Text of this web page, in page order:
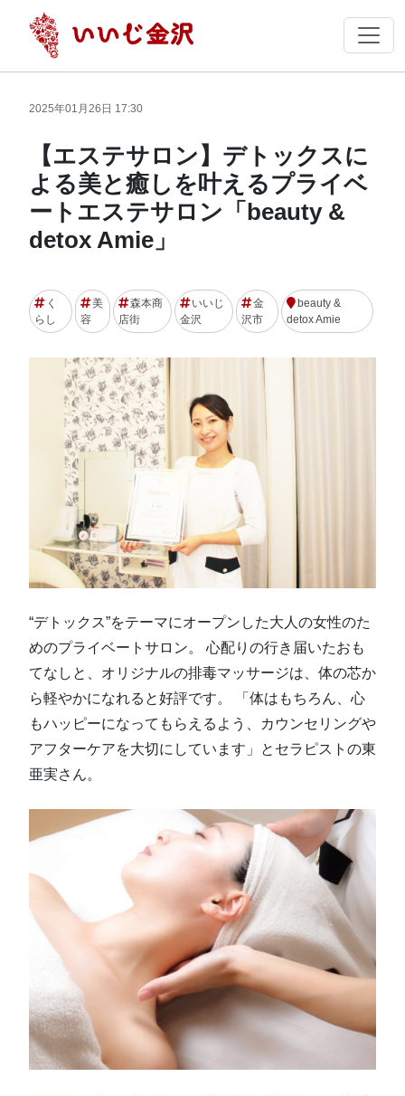
2025年01月26日 17:30
【エステサロン】デトックスに
よる美と癒しを叶えるプライベ
ートエステサロン「beauty &
detox Amie」
く
らし
美
容
森本商
店街
いいじ
金沢
金
沢市
beauty &
detox Amie
“デトックス”をテーマにオープンした大人の女性のた
めのプライベートサロン。 心配りの行き届いたおも
てなしと、オリジナルの排毒マッサージは、体の芯か
ら軽やかになれると好評です。 「体はもちろん、心
もハッピーになってもらえるよう、カウンセリングや
アフターケアを大切にしています」とセラピストの東
亜実さん。